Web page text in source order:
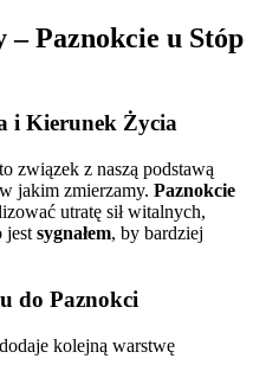
– Paznokcie u Stóp
i Kierunek Życia
związek z naszą podstawą
jakim zmierzamy. Paznokcie
utratę sił witalnych,
jest sygnałem, by bardziej
do Paznokci
dodaje kolejną warstwę